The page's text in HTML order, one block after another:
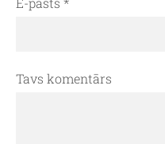
Tavs komentārs